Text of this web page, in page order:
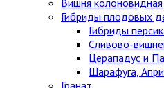
Вишня колоновидная
Гибриды плодовых
Гибриды
Сливово-
Церападус и
Шарафуга,
Гранат